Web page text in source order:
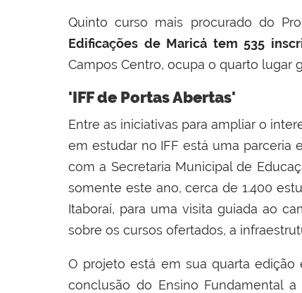
Quinto curso mais procurado do
Edificações de Maricá tem 535
Campos Centro, ocupa o quarto lugar
'IFF de Portas Abertas'
Entre as iniciativas para ampliar o
em estudar no IFF está uma parceria
com a Secretaria Municipal de
somente este ano, cerca de 1.400
Itaboraí, para uma visita guiada ao
sobre os cursos ofertados, a
O projeto está em sua quarta
conclusão do Ensino Fundamental